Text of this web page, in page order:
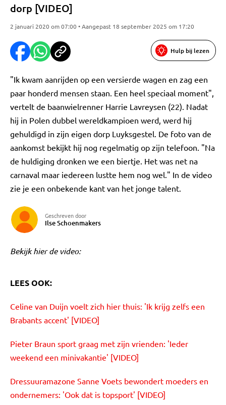
dorp [VIDEO]
2 januari 2020 om 07:00 • Aangepast 18 september 2025 om 17:20
Hulp bij lezen
"Ik kwam aanrijden op een versierde wagen en zag een
paar honderd mensen staan. Een heel speciaal moment",
vertelt de baanwielrenner Harrie Lavreysen (22). Nadat
hij in Polen dubbel wereldkampioen werd, werd hij
gehuldigd in zijn eigen dorp Luyksgestel. De foto van de
aankomst bekijkt hij nog regelmatig op zijn telefoon. "Na
de huldiging dronken we een biertje. Het was net na
carnaval maar iedereen lustte hem nog wel." In de video
zie je een onbekende kant van het jonge talent.
Geschreven door
Ilse Schoenmakers
Bekijk hier de video:
LEES OOK:
Celine van Duijn voelt zich hier thuis: 'Ik krijg zelfs een
Brabants accent' [VIDEO]
Pieter Braun sport graag met zijn vrienden: 'Ieder
weekend een minivakantie' [VIDEO]
Dressuuramazone Sanne Voets bewondert moeders en
ondernemers: 'Ook dat is topsport' [VIDEO]